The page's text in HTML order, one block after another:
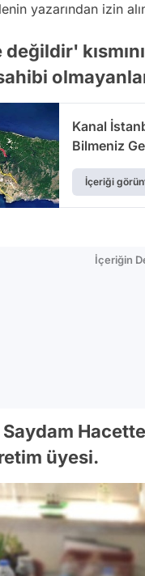
yazarından izin
Kanal
Bilmeniz
İçeriği
İçeriğin
Saydam
üyesi.